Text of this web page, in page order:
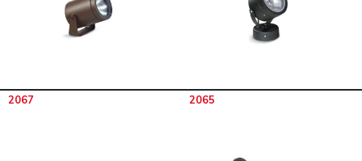
2067 2065